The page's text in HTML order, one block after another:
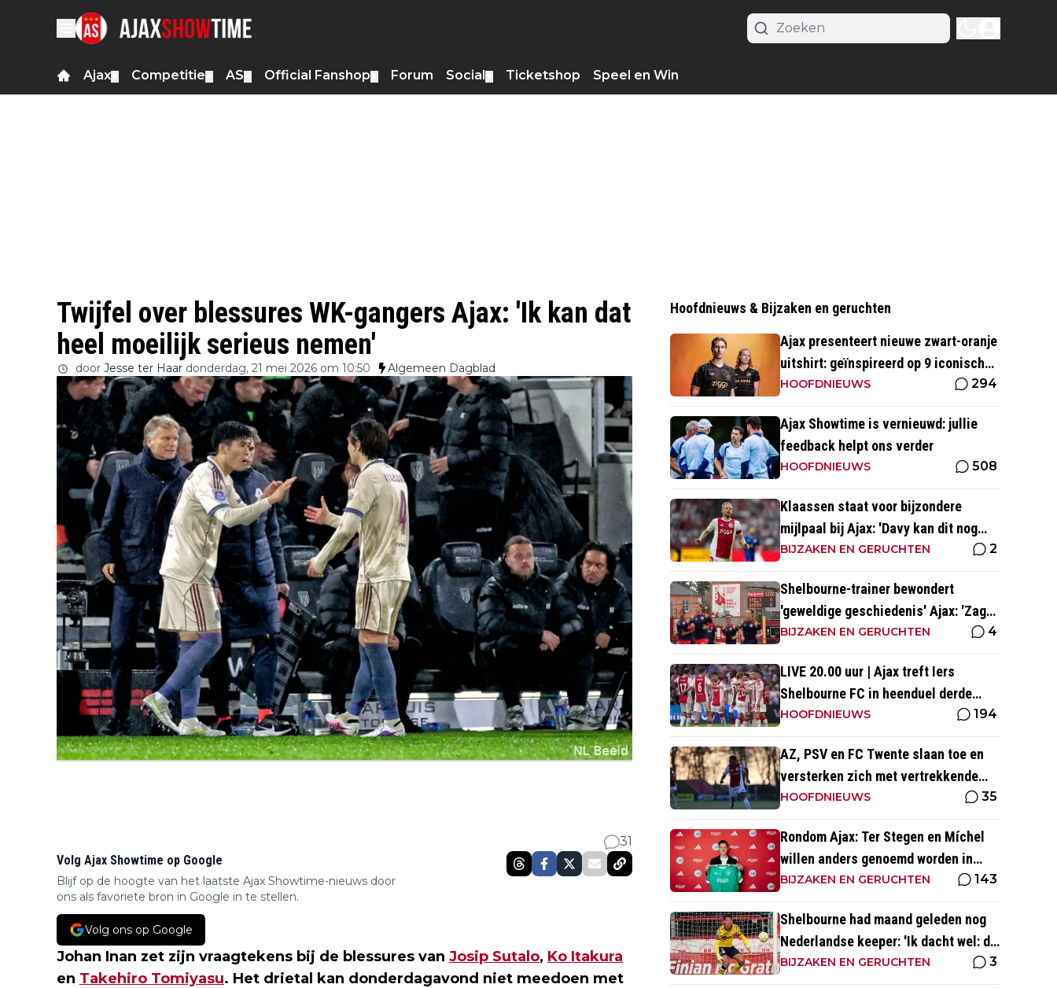
Ajax Competitie AS Official Fanshop Forum Social Ticketshop Speel en Win
Twijfel over blessures WK-gangers Ajax: 'Ik kan dat
heel moeilijk serieus nemen'
door Jesse ter Haar donderdag, 21 mei 2026 om 10:50 Algemeen Dagblad
31
Volg Ajax Showtime op Google
Blijf op de hoogte van het laatste Ajax Showtime-nieuws door
ons als favoriete bron in Google in te stellen.
Volg ons op Google
Johan Inan zet zijn vraagtekens bij de blessures van Josip Sutalo, Ko Itakura
en Takehiro Tomiyasu. Het drietal kan donderdagavond niet meedoen met
Hoofdnieuws & Bijzaken en geruchten
Ajax presenteert nieuwe zwart-oranje
uitshirt: geïnspireerd op 9 iconische
momenten uit clubhistorie
HOOFDNIEUWS 294
Ajax Showtime is vernieuwd: jullie
feedback helpt ons verder
HOOFDNIEUWS 508
Klaassen staat voor bijzondere
mijlpaal bij Ajax: 'Davy kan dit nog
jaren volhouden'
BIJZAKEN EN GERUCHTEN 2
Shelbourne-trainer bewondert
'geweldige geschiedenis' Ajax: 'Zag
Kluivert de winnende scoren'
BIJZAKEN EN GERUCHTEN 4
LIVE 20.00 uur | Ajax treft Iers
Shelbourne FC in heenduel derde
voorronde Conference League
HOOFDNIEUWS 194
AZ, PSV en FC Twente slaan toe en
versterken zich met vertrekkende
Ajax-talenten
HOOFDNIEUWS 35
Rondom Ajax: Ter Stegen en Míchel
willen anders genoemd worden in
media
BIJZAKEN EN GERUCHTEN 143
Shelbourne had maand geleden nog
Nederlandse keeper: 'Ik dacht wel: dit
is wel héél Iers'
BIJZAKEN EN GERUCHTEN 3